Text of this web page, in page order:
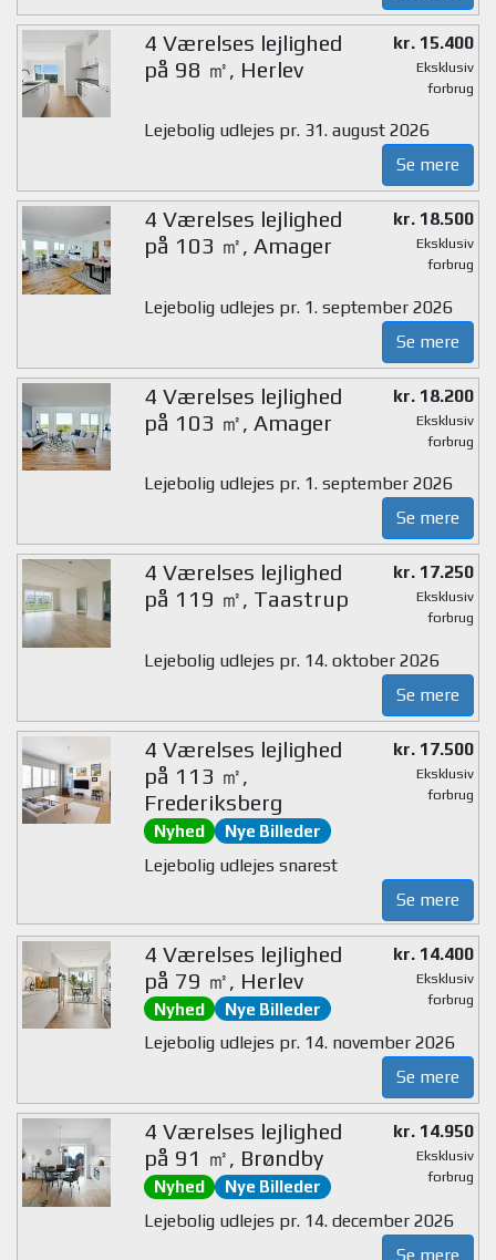
4 Værelses lejlighed
på 98 ㎡, Herlev
kr. 15.400
Eksklusiv
forbrug
Lejebolig udlejes pr. 31. august 2026
Se mere
4 Værelses lejlighed
på 103 ㎡, Amager
kr. 18.500
Eksklusiv
forbrug
Lejebolig udlejes pr. 1. september 2026
Se mere
4 Værelses lejlighed
på 103 ㎡, Amager
kr. 18.200
Eksklusiv
forbrug
Lejebolig udlejes pr. 1. september 2026
Se mere
4 Værelses lejlighed
på 119 ㎡, Taastrup
kr. 17.250
Eksklusiv
forbrug
Lejebolig udlejes pr. 14. oktober 2026
Se mere
4 Værelses lejlighed
på 113 ㎡,
Frederiksberg
Nyhed Nye Billeder
kr. 17.500
Eksklusiv
forbrug
Lejebolig udlejes snarest
Se mere
4 Værelses lejlighed
på 79 ㎡, Herlev
Nyhed Nye Billeder
kr. 14.400
Eksklusiv
forbrug
Lejebolig udlejes pr. 14. november 2026
Se mere
4 Værelses lejlighed
på 91 ㎡, Brøndby
Nyhed Nye Billeder
kr. 14.950
Eksklusiv
forbrug
Lejebolig udlejes pr. 14. december 2026
Se mere